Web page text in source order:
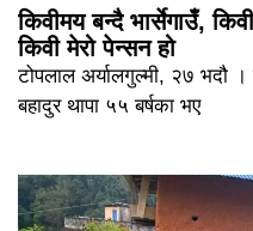
किवीमय बन्दै भार्सेगाउँ,
किवी मेरो पेन्सन हो
टोपलाल अर्यालगुल्मी, २७ भदौ ।
बहादुर थापा ५५ बर्षका भए